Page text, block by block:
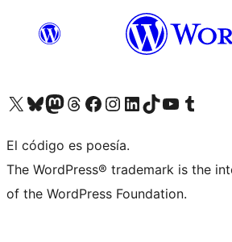
Visita nuestra cuenta de X (anteriormente Twitter)
Visita nuestra cuenta de Bluesky
Visita nuestra cuenta de Mastodon
Visita nuestra cuenta de Threads
Visita nuestra página de Facebook
Visita nuestra cuenta de Instagram
Visita nuestra cuenta de LinkedIn
Visita nuestra cuenta de TikTok
Visita nuestro canal de YouTube
Visita nuestra cuenta de Tumblr
El código es poesía.
The WordPress® trademark is the
of the WordPress Foundation.